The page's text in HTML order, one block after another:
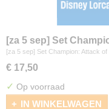
[za 5 sep] Set
Lorcana
[za 5 sep] Set Champion: Attack
€ 17,50
✓ Op voorraad
IN WINKELWAGEN